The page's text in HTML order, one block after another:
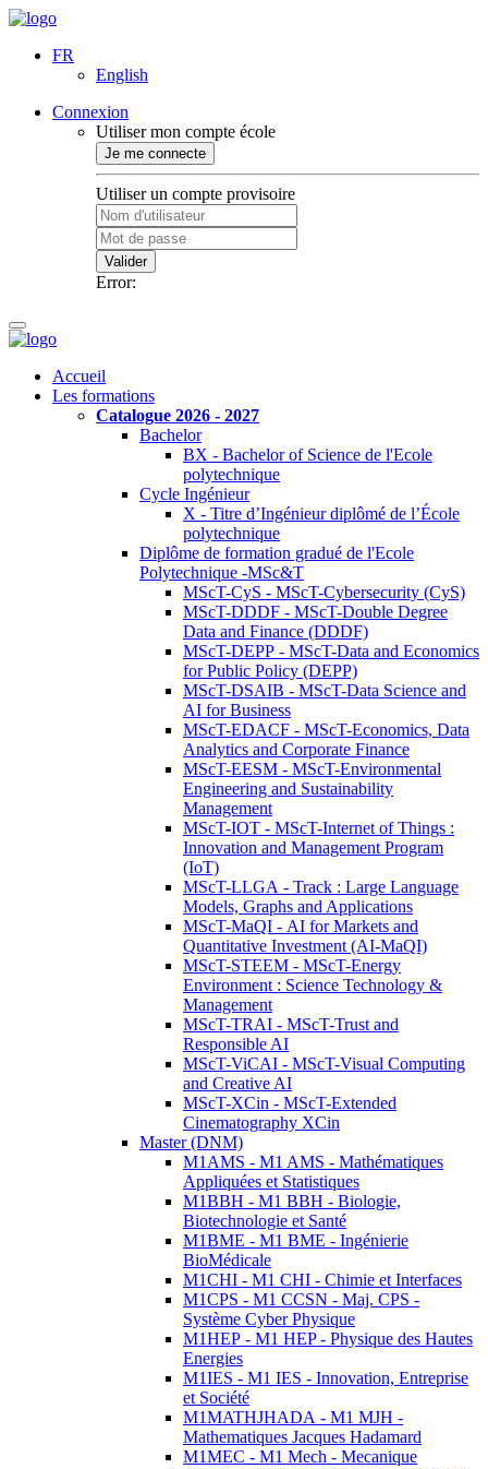
FR
English
Connexion
Utiliser mon compte école
Je me connecte
Utiliser un compte provisoire
Valider
Error:
Accueil
Les formations
Catalogue 2026 - 2027
Bachelor
BX - Bachelor of Science de l'Ecole
polytechnique
Cycle Ingénieur
X - Titre d’Ingénieur diplômé de l’École
polytechnique
Diplôme de formation gradué de l'Ecole
Polytechnique -MSc&T
MScT-CyS - MScT-Cybersecurity (CyS)
MScT-DDDF - MScT-Double Degree
Data and Finance (DDDF)
MScT-DEPP - MScT-Data and Economics
for Public Policy (DEPP)
MScT-DSAIB - MScT-Data Science and
AI for Business
MScT-EDACF - MScT-Economics, Data
Analytics and Corporate Finance
MScT-EESM - MScT-Environmental
Engineering and Sustainability
Management
MScT-IOT - MScT-Internet of Things :
Innovation and Management Program
(IoT)
MScT-LLGA - Track : Large Language
Models, Graphs and Applications
MScT-MaQI - AI for Markets and
Quantitative Investment (AI-MaQI)
MScT-STEEM - MScT-Energy
Environment : Science Technology &
Management
MScT-TRAI - MScT-Trust and
Responsible AI
MScT-ViCAI - MScT-Visual Computing
and Creative AI
MScT-XCin - MScT-Extended
Cinematography XCin
Master (DNM)
M1AMS - M1 AMS - Mathématiques
Appliquées et Statistiques
M1BBH - M1 BBH - Biologie,
Biotechnologie et Santé
M1BME - M1 BME - Ingénierie
BioMédicale
M1CHI - M1 CHI - Chimie et Interfaces
M1CPS - M1 CCSN - Maj. CPS -
Système Cyber Physique
M1HEP - M1 HEP - Physique des Hautes
Energies
M1IES - M1 IES - Innovation, Entreprise
et Société
M1MATHJHADA - M1 MJH -
Mathematiques Jacques Hadamard
M1MEC - M1 Mech - Mecanique